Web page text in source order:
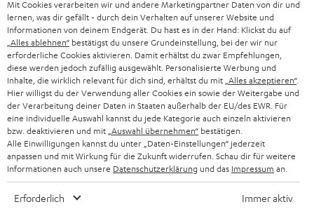
SMART HOME
BLUETOOTH-LAUTSPRECHER
KOPFHÖRER
BLUETOOTH-KOPFHÖRER
STEREOANLAGEN
LAUTSPRECHER
ULTIMA-SERIE
GESCHÄFTSKUNDEN
PARTNERPROGRAMM
BLOG
NEWSLETTER
STORES
DEINE VORTEILE BEI TEUFEL
ÖSTERREICH
SCHWEIZ
NIEDERLANDE
BELGIEN
FRANKREICH
POLEN
Mit Cookies verarbeiten wir und andere Marketingpartner Daten von dir und
lernen, was dir gefällt - durch dein Verhalten auf unserer Website und
Informationen von deinem Endgerät. Du hast es in der Hand: Klickst du auf
„Alles ablehnen“ bestätigst du unsere Grundeinstellung, bei der wir nur
erforderliche Cookies aktivieren. Damit erhältst du zwar Empfehlungen,
diese werden jedoch zufällig ausgewählt. Personalisierte Werbung und
Inhalte, die wirklich relevant für dich sind, erhältst du mit „Alles akzeptieren“.
Hier willigst du der Verwendung aller Cookies ein sowie der Weitergabe und
der Verarbeitung deiner Daten in Staaten außerhalb der EU/des EWR. Für
eine individuelle Auswahl kannst du jede Kategorie auch einzeln aktivieren
bzw. deaktivieren und mit „Auswahl übernehmen“ bestätigen.
Alle Einwilligungen kannst du unter „Daten-Einstellungen“ jederzeit
anpassen und mit Wirkung für die Zukunft widerrufen. Schau dir für weitere
Informationen auch unsere Datenschutzerklärung und das Impressum an.
Erforderlich Immer aktiv